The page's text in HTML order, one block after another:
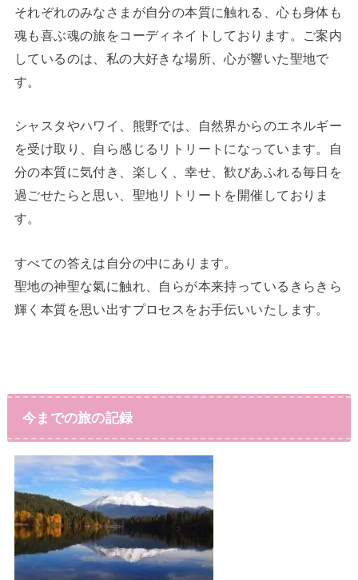
それぞれのみなさまが自分の本質に触れる、心も身体も
魂も喜ぶ魂の旅をコーディネイトしております。ご案内
しているのは、私の大好きな場所、心が響いた聖地で
す。
シャスタやハワイ、熊野では、自然界からのエネルギー
を受け取り、自ら感じるリトリートになっています。自
分の本質に気付き、楽しく、幸せ、歓びあふれる毎日を
過ごせたらと思い、聖地リトリートを開催しておりま
す。
すべての答えは自分の中にあります。
聖地の神聖な氣に触れ、自らが本来持っているきらきら
輝く本質を思い出すプロセスをお手伝いいたします。
今までの旅の記録